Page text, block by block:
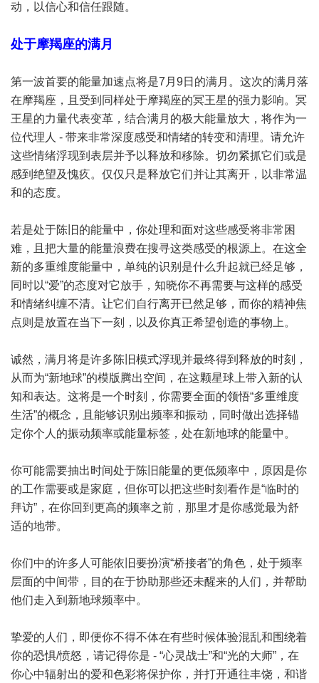
动，以信心和信任跟随。
处于摩羯座的满月
第一波首要的能量加速点将是7月9日的满月。这次的满月落
在摩羯座，且受到同样处于摩羯座的冥王星的强力影响。冥
王星的力量代表变革，结合满月的极大能量放大，将作为一
位代理人 - 带来非常深度感受和情绪的转变和清理。请允许
这些情绪浮现到表层并予以释放和移除。切勿紧抓它们或是
感到绝望及愧疚。仅仅只是释放它们并让其离开，以非常温
和的态度。
若是处于陈旧的能量中，你处理和面对这些感受将非常困
难，且把大量的能量浪费在搜寻这类感受的根源上。在这全
新的多重维度能量中，单纯的识别是什么升起就已经足够，
同时以“爱”的态度对它放手，知晓你不再需要与这样的感受
和情绪纠缠不清。让它们自行离开已然足够，而你的精神焦
点则是放置在当下一刻，以及你真正希望创造的事物上。
诚然，满月将是许多陈旧模式浮现并最终得到释放的时刻，
从而为“新地球”的模版腾出空间，在这颗星球上带入新的认
知和表达。这将是一个时刻，你需要全面的领悟“多重维度
生活”的概念，且能够识别出频率和振动，同时做出选择锚
定你个人的振动频率或能量标签，处在新地球的能量中。
你可能需要抽出时间处于陈旧能量的更低频率中，原因是你
的工作需要或是家庭，但你可以把这些时刻看作是“临时的
拜访”，在你回到更高的频率之前，那里才是你感觉最为舒
适的地带。
你们中的许多人可能依旧要扮演“桥接者”的角色，处于频率
层面的中间带，目的在于协助那些还未醒来的人们，并帮助
他们走入到新地球频率中。
挚爱的人们，即便你不得不体在有些时候体验混乱和围绕着
你的恐惧/愤怒，请记得你是 - “心灵战士”和“光的大师”，在
你心中辐射出的爱和色彩将保护你，并打开通往丰饶，和谐